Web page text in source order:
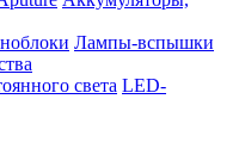
Лампы-вспышки
света LED-